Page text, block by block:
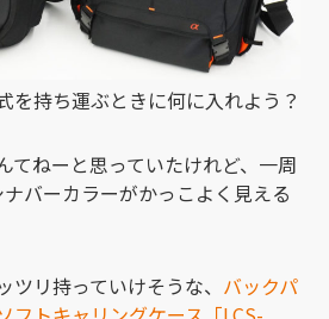
を持ち運ぶときに何に入れよう？
てねーと思っていたけれど、一周
バーカラーがかっこよく見える
ツリ持っていけそうな、 バックパ